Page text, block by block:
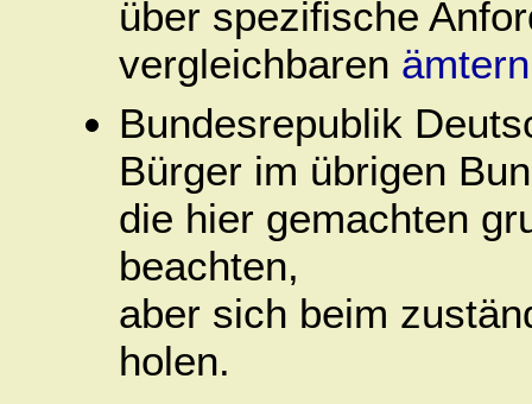
über spezifische
vergleichbaren
Bundesrepublik
Bürger im übrigen
die hier gemachten
beachten,
aber sich beim
holen.